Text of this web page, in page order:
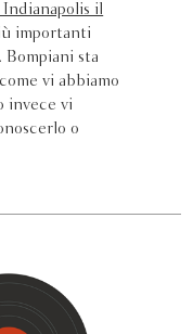
il
importanti
sta
vi abbiamo
invece vi
o